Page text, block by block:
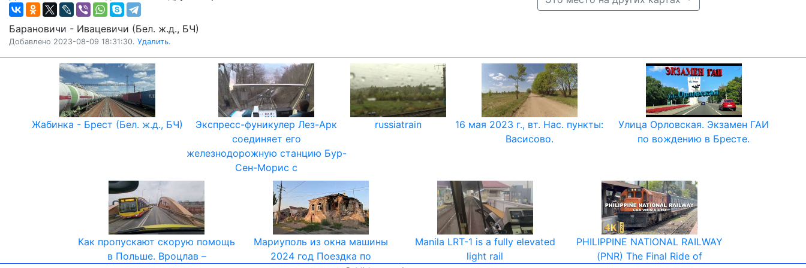
Барановичи - Ивацевичи (Бел. ж.д., БЧ)
Добавлено 2023-08-09 18:31:30. Удалить.
Жабинка - Брест (Бел. ж.д., БЧ)
Экспресс-фуникулер Лез-Арк
соединяет его
железнодорожную станцию Бур-
Сен-Морис ​​с
russiatrain
16 мая 2023 г., вт. Нас. пункты:
Васисово.
Улица Орловская. Экзамен ГАИ
по вождению в Бресте.
Как пропускают скорую помощь
в Польше. Вроцлав –
Мариуполь из окна машины
2024 год Поездка по
Manila LRT-1 is a fully elevated
light rail
PHILIPPINE NATIONAL RAILWAY
(PNR) The Final Ride of